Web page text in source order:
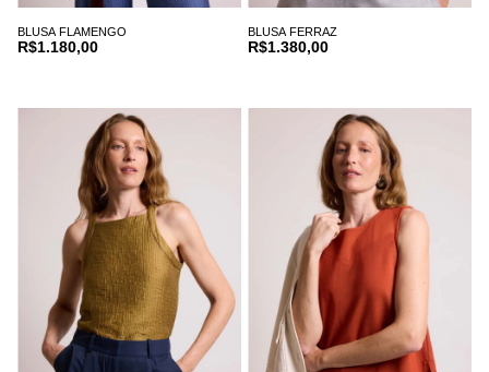
BLUSA FLAMENGO
R$1.180,00
BLUSA FERRAZ
R$1.380,00